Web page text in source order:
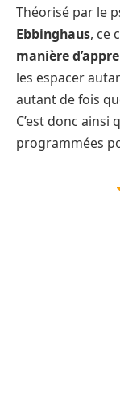
Théorisé par le
Ebbinghaus, ce
manière
les espacer
autant de fois
C’est donc ainsi
programmées